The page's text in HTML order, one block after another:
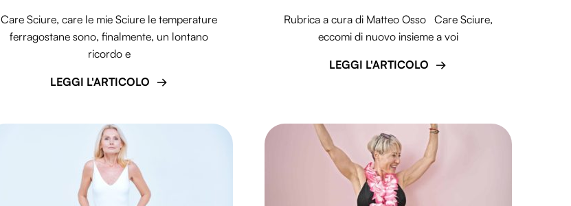
Care Sciure, care le mie Sciure le temperature
ferragostane sono, finalmente, un lontano
ricordo e
LEGGI L'ARTICOLO
Rubrica a cura di Matteo Osso Care Sciure,
eccomi di nuovo insieme a voi
LEGGI L'ARTICOLO